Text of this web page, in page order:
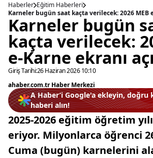
Haberler Eğitim Haberleri
Karneler bugün
kaçta verilecek:
e-Karne ekranı
Giriş Tarihi:26 Haziran 2026 10:10
ahaber.com.tr Haber Merkezi
A Haber’i Google'a ekleyin, doğru
haberi alın!
2025-2026 eğitim öğretim
eriyor. Milyonlarca öğrenci
Cuma (bugün) karnelerini